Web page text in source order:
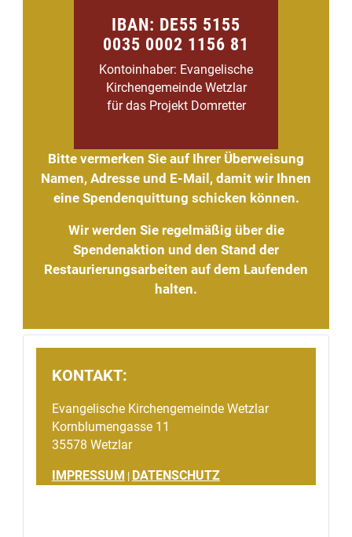
IBAN: DE55 5155
0035 0002 1156 81
Kontoinhaber: Evangelische
Kirchengemeinde Wetzlar
für das Projekt Domretter
Bitte vermerken Sie auf Ihrer Überweisung
Namen, Adresse und E-Mail, damit wir Ihnen
eine Spendenquittung schicken können.
Wir werden Sie regelmäßig über die
Spendenaktion und den Stand der
Restaurierungsarbeiten auf dem Laufenden
halten.
KONTAKT:
Evangelische Kirchengemeinde Wetzlar
Kornblumengasse 11
35578 Wetzlar
IMPRESSUM | DATENSCHUTZ